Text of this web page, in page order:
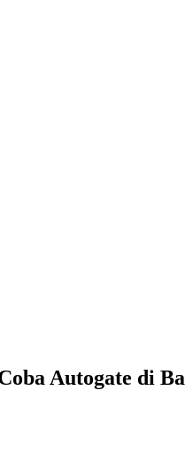
Autogate di